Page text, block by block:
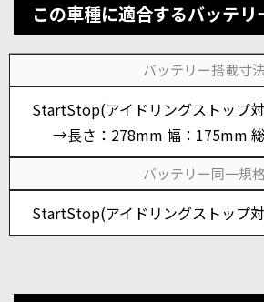
この車種に適合するバッテリ
バッテリー搭載寸
StartStop(アイドリングストップ
→長さ：278mm 幅：175mm
バッテリー同一規
StartStop(アイドリングストップ